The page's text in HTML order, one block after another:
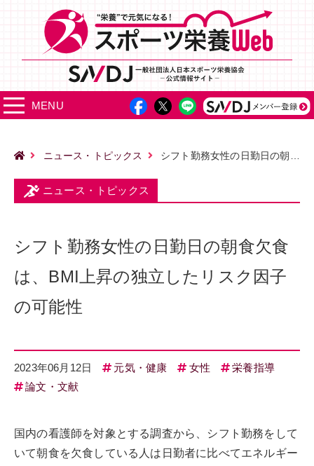
MENU
ニュース・トピックス シフト勤務女性の日勤日の朝食欠食は、BMI上昇の独立したリスク因子の可能性
ニュース・トピックス
シフト勤務女性の日勤日の朝食欠食
は、BMI上昇の独立したリスク因子
の可能性
2023年06月12日 元気・健康 女性
栄養指導
論文・文献
国内の看護師を対象とする調査から、シフト勤務をして
いて朝食を欠食している人は日勤者に比べてエネルギー